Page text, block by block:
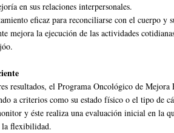
en sus relaciones interpersonales.
eficaz para reconciliarse con el cuerpo
mejora la ejecución de las actividades
resultados, el Programa Oncológico de
a criterios como su estado físico o el tipo de
y éste realiza una evaluación inicial en la
flexibilidad.